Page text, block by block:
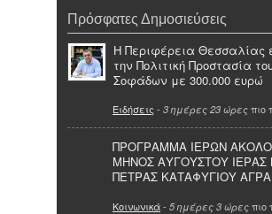
Πρόσφατες Δημοσιεύσεις
Η Περιφέρεια Θεσσαλίας
την Πολιτική Προστασία
Σοφάδων με 300.000 ευρώ
Ειδήσεις - 3 ημέρες 23 ώρες πιο
ΠΡΟΓΡΑΜΜΑ ΙΕΡΩΝ
ΜΗΝΟΣ ΑΥΓΟΥΣΤΟΥ
ΠΕΤΡΑΣ ΚΑΤΑΦΥΓΙΟΥ
Κοινωνικά- 5 ημέρες 3 ώρες πιο